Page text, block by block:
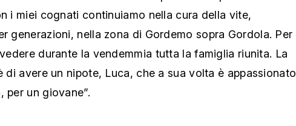
i miei cognati continuiamo nella cura della vite,
generazioni, nella zona di Gordemo sopra Gordola. Per
durante la vendemmia tutta la famiglia riunita. La
di avere un nipote, Luca, che a sua volta è appassionato.
un giovane”.